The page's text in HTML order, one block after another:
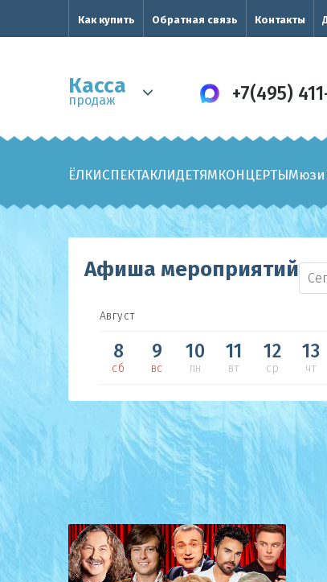
Как купить Обратная связь Контакты
Касса
продаж +7(495)
ЁЛКИСПЕКТАКЛИДЕТЯМКОНЦЕРТЫ
Афиша мероприятий
Август
8
сб
9
вс
10
пн
11
вт
12
ср
13
чт